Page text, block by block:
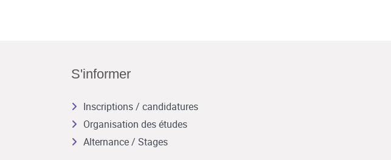
S'informer
Inscriptions / candidatures
Organisation des études
Alternance / Stages